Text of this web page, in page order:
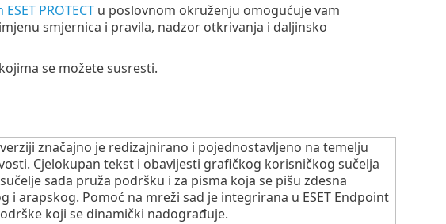
PROTECTu poslovnom okruženju omogućuje vam
smjernica i pravila, nadzor otkrivanja i daljinsko
se možete susresti.
značajno je redizajnirano i pojednostavljeno na temelju
Cjelokupan tekst i obavijesti grafičkog korisničkog sučelja
sada pruža podršku i za pisma koja se pišu zdesna
i arapskog. Pomoć na mreži sad je integrirana u ESET Endpoint
koji se dinamički nadograđuje.